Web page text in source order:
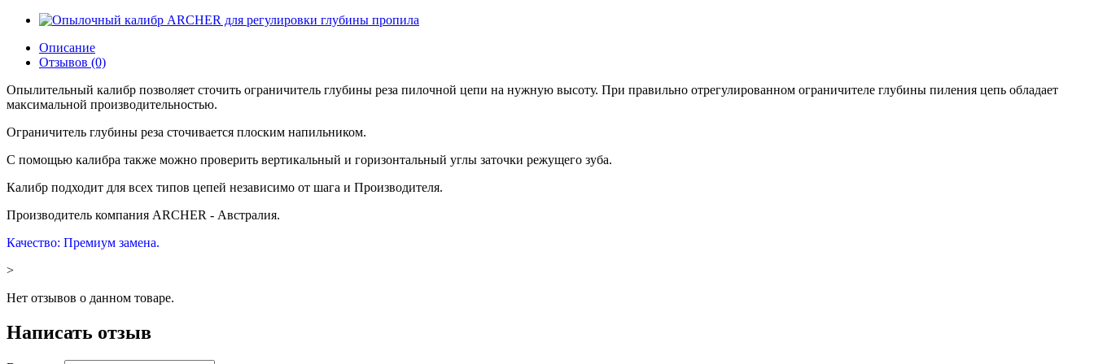
Описание
Отзывов (0)
Опылительный калибр позволяет сточить ограничитель глубины реза пилочной цепи на нужную высоту. При правильно отрегулированном ограничителе глубины пиления цепь обладает
максимальной производительностью.
Ограничитель глубины реза сточивается плоским напильником.
С помощью калибра также можно проверить вертикальный и горизонтальный углы заточки режущего зуба.
Калибр подходит для всех типов цепей независимо от шага и Производителя.
Производитель компания ARCHER - Австралия.
Качество: Премиум замена.
>
Нет отзывов о данном товаре.
Написать отзыв